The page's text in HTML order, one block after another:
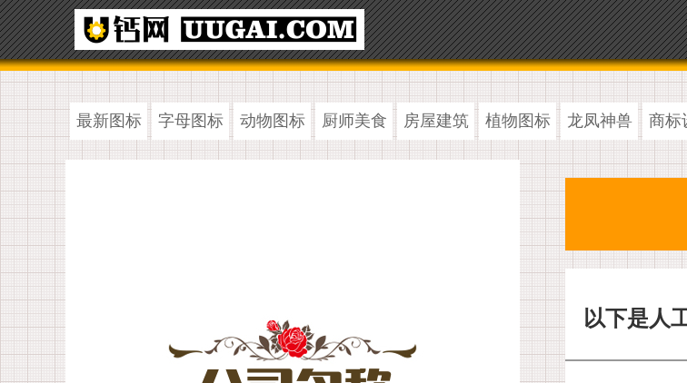
最新图标 字母图标 动物图标 厨师美食 房屋建筑 植物图标 龙凤神兽 商标
以下是人